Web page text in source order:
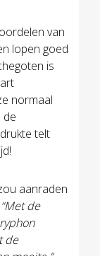
van
lopen goed
is
normaal
de
telt
aanraden
“Met de
de